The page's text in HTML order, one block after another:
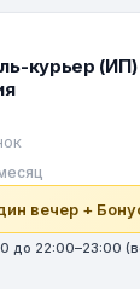
курьер
вечер +
до 22:00–23:00